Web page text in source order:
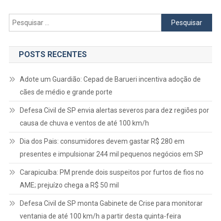
Pesquisar
por:
POSTS RECENTES
Adote um Guardião: Cepad de Barueri incentiva adoção de
cães de médio e grande porte
Defesa Civil de SP envia alertas severos para dez regiões por
causa de chuva e ventos de até 100 km/h
Dia dos Pais: consumidores devem gastar R$ 280 em
presentes e impulsionar 244 mil pequenos negócios em SP
Carapicuíba: PM prende dois suspeitos por furtos de fios no
AME; prejuízo chega a R$ 50 mil
Defesa Civil de SP monta Gabinete de Crise para monitorar
ventania de até 100 km/h a partir desta quinta-feira